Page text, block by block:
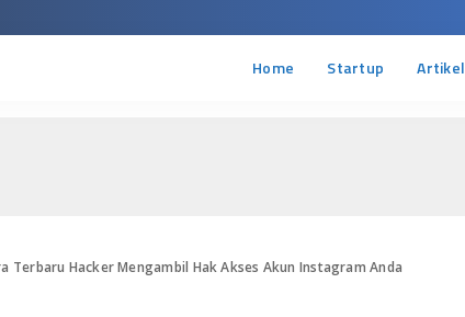
Home Startup Artikel
Terbaru Hacker Mengambil Hak Akses Akun Instagram Anda